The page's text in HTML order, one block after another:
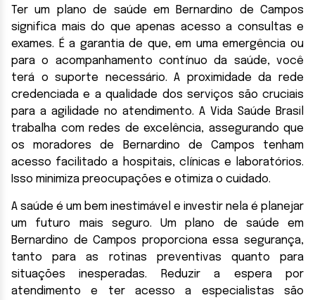
Ter um plano de saúde em Bernardino de Campos
significa mais do que apenas acesso a consultas e
exames. É a garantia de que, em uma emergência ou
para o acompanhamento contínuo da saúde, você
terá o suporte necessário. A proximidade da rede
credenciada e a qualidade dos serviços são cruciais
para a agilidade no atendimento. A Vida Saúde Brasil
trabalha com redes de excelência, assegurando que
os moradores de Bernardino de Campos tenham
acesso facilitado a hospitais, clínicas e laboratórios.
Isso minimiza preocupações e otimiza o cuidado.
A saúde é um bem inestimável e investir nela é planejar
um futuro mais seguro. Um plano de saúde em
Bernardino de Campos proporciona essa segurança,
tanto para as rotinas preventivas quanto para
situações inesperadas. Reduzir a espera por
atendimento e ter acesso a especialistas são